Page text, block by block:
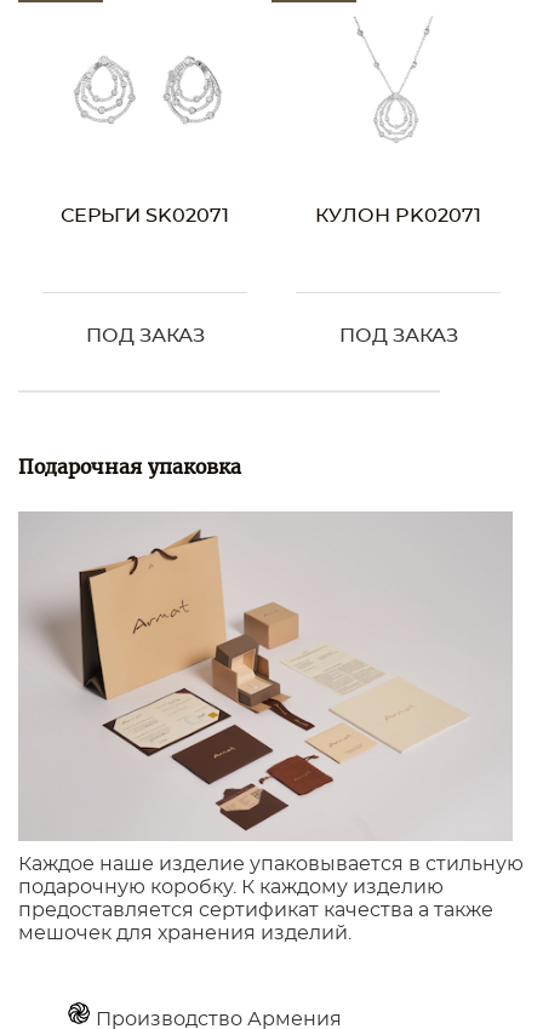
СЕРЬГИ SK02071
ПОД ЗАКАЗ
КУЛОН PK02071
ПОД ЗАКАЗ
Подарочная упаковка
Каждое наше изделие упаковывается в стильную
подарочную коробку. К каждому изделию
предоставляется сертификат качества а также
мешочек для хранения изделий.
Производство Армения